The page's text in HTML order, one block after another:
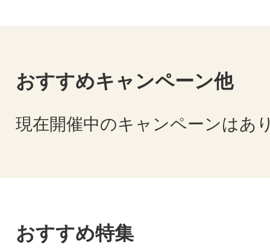
おすすめキャンペーン他
現在開催中のキャンペーンはあ
おすすめ特集